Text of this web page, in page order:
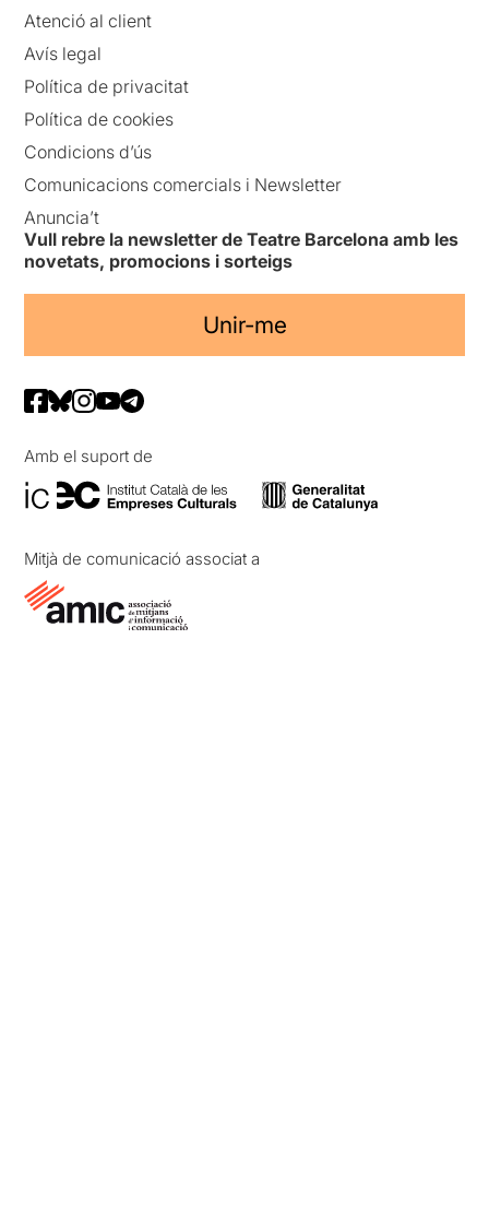
Atenció al client
Avís legal
Política de privacitat
Política de cookies
Condicions d’ús
Comunicacions comercials i Newsletter
Anuncia’t
Vull rebre la newsletter de Teatre Barcelona amb les
novetats, promocions i sorteigs
Unir-me
Amb el suport de
Mitjà de comunicació associat a